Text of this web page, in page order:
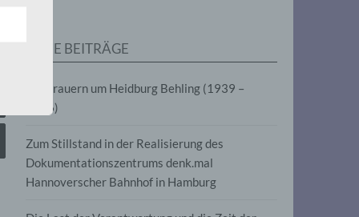
NEUE BEITRÄGE
Wir trauern um Heidburg Behling (1939 –
2026)
Zum Stillstand in der Realisierung des
Dokumentationszentrums denk.mal
Hannoverscher Bahnhof in Hamburg